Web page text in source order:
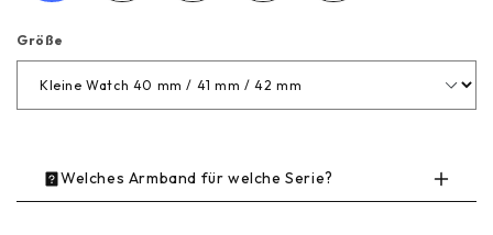
Größe
Welches Armband für welche Serie?